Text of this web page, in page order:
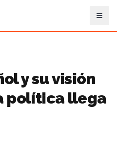
y su visión
política llega